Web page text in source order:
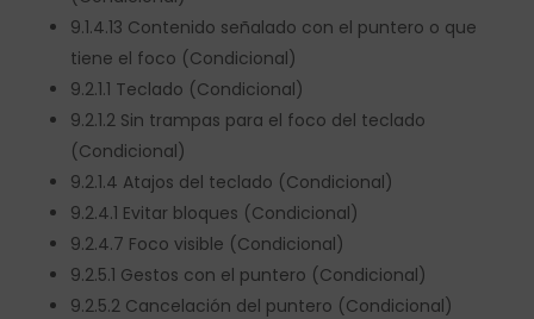
9.1.4.13 Contenido señalado con el puntero o que
tiene el foco (Condicional)
9.2.1.1 Teclado (Condicional)
9.2.1.2 Sin trampas para el foco del teclado
(Condicional)
9.2.1.4 Atajos del teclado (Condicional)
9.2.4.1 Evitar bloques (Condicional)
9.2.4.7 Foco visible (Condicional)
9.2.5.1 Gestos con el puntero (Condicional)
9.2.5.2 Cancelación del puntero (Condicional)